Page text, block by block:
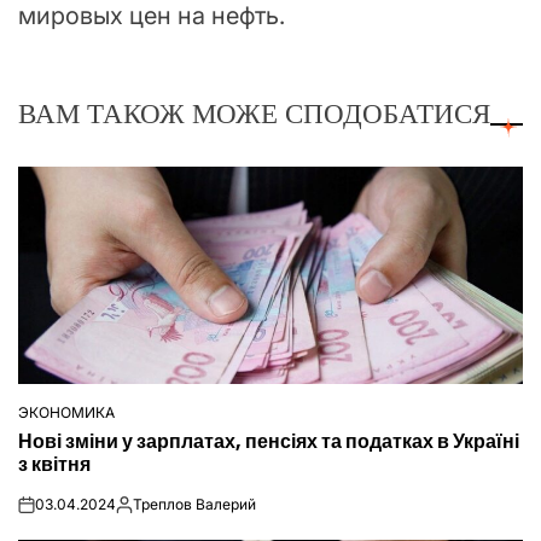
мировых цен на нефть.
ВАМ ТАКОЖ МОЖЕ СПОДОБАТИСЯ
ОПУБЛІКУВАТИ
У
ЭКОНОМИКА
Нові зміни у зарплатах, пенсіях та податках в Україні
з квітня
on03.04.2024Опубліковано
Треплов Валерий